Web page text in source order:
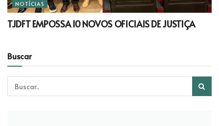
NOTÍCIAS
TJDFT EMPOSSA 10 NOVOS OFICIAIS DE JUSTIÇA
Buscar